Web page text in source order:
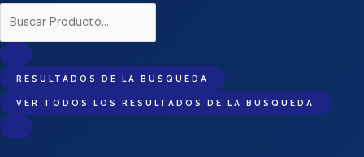
RESULTADOS DE LA BUSQUEDA
VER TODOS LOS RESULTADOS DE LA BUSQUEDA